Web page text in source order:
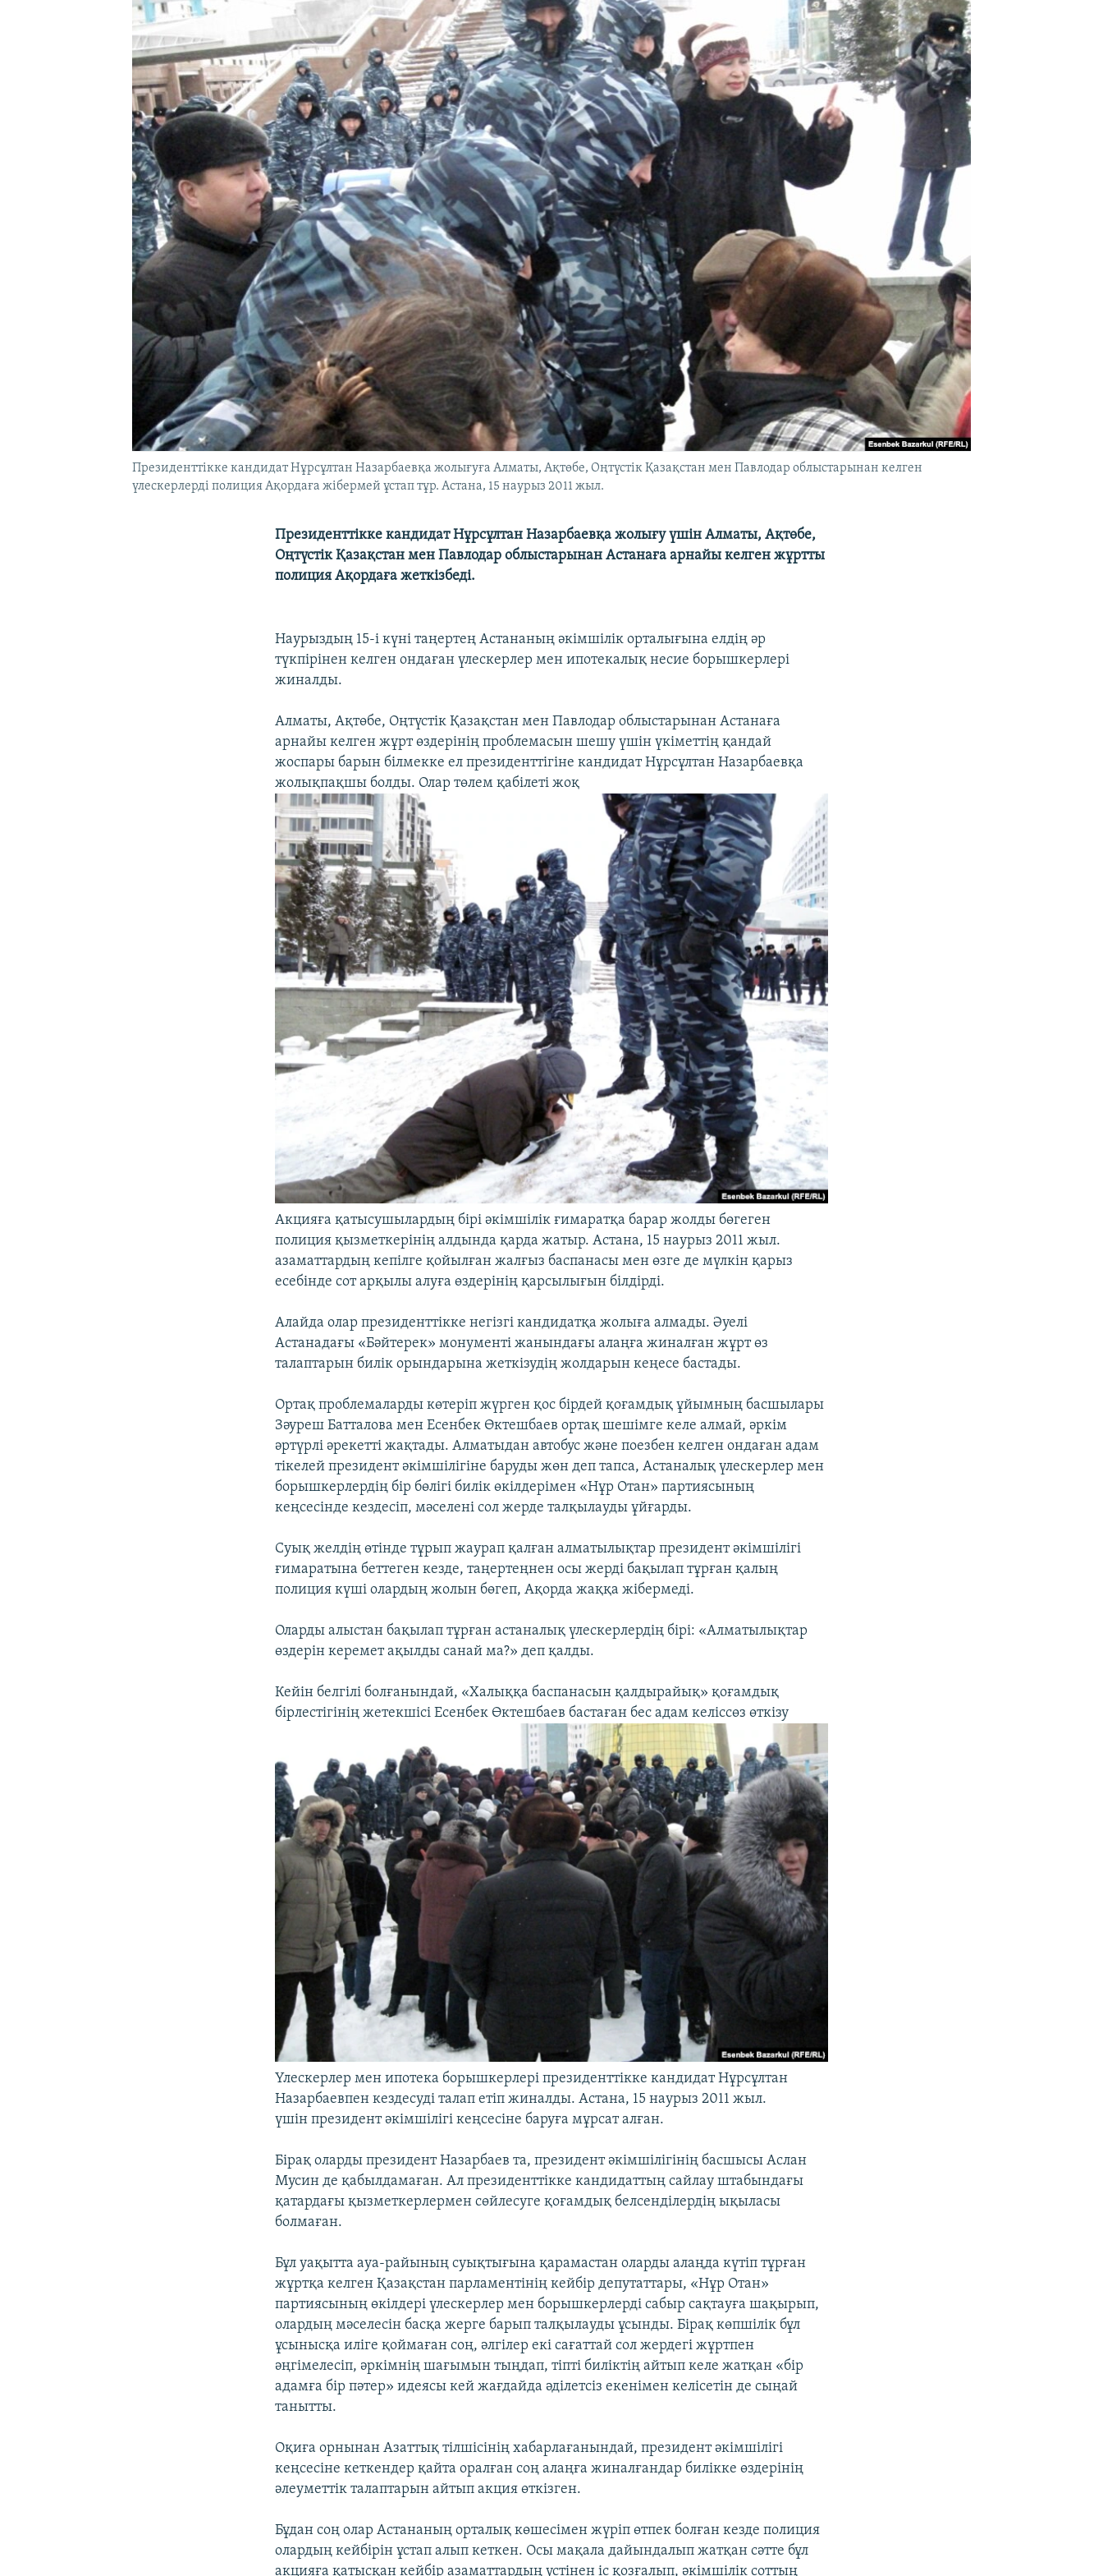
Президенттікке кандидат Нұрсұлтан Назарбаевқа жолығуға Алматы, Ақтөбе, Оңтүстік Қазақстан мен Павлодар облыстарынан келген
үлескерлерді полиция Ақордаға жібермей ұстап тұр. Астана, 15 наурыз 2011 жыл.
Президенттікке кандидат Нұрсұлтан Назарбаевқа жолығу үшін Алматы, Ақтөбе,
Оңтүстік Қазақстан мен Павлодар облыстарынан Астанаға арнайы келген жұртты
полиция Ақордаға жеткізбеді.
Наурыздың 15-і күні таңертең Астананың әкімшілік орталығына елдің әр
түкпірінен келген ондаған үлескерлер мен ипотекалық несие борышкерлері
жиналды.
Алматы, Ақтөбе, Оңтүстік Қазақстан мен Павлодар облыстарынан Астанаға
арнайы келген жұрт өздерінің проблемасын шешу үшін үкіметтің қандай
жоспары барын білмекке ел президенттігіне кандидат Нұрсұлтан Назарбаевқа
жолықпақшы болды. Олар төлем қабілеті жоқ
Акцияға қатысушылардың бірі әкімшілік ғимаратқа барар жолды бөгеген
полиция қызметкерінің алдында қарда жатыр. Астана, 15 наурыз 2011 жыл.
азаматтардың кепілге қойылған жалғыз баспанасы мен өзге де мүлкін қарыз
есебінде сот арқылы алуға өздерінің қарсылығын білдірді.
Алайда олар президенттікке негізгі кандидатқа жолыға алмады. Әуелі
Астанадағы «Бәйтерек» монументі жанындағы алаңға жиналған жұрт өз
талаптарын билік орындарына жеткізудің жолдарын кеңесе бастады.
Ортақ проблемаларды көтеріп жүрген қос бірдей қоғамдық ұйымның басшылары
Зәуреш Батталова мен Есенбек Өктешбаев ортақ шешімге келе алмай, әркім
әртүрлі әрекетті жақтады. Алматыдан автобус және поезбен келген ондаған адам
тікелей президент әкімшілігіне баруды жөн деп тапса, Астаналық үлескерлер мен
борышкерлердің бір бөлігі билік өкілдерімен «Нұр Отан» партиясының
кеңсесінде кездесіп, мәселені сол жерде талқылауды ұйғарды.
Суық желдің өтінде тұрып жаурап қалған алматылықтар президент әкімшілігі
ғимаратына беттеген кезде, таңертеңнен осы жерді бақылап тұрған қалың
полиция күші олардың жолын бөгеп, Ақорда жаққа жібермеді.
Оларды алыстан бақылап тұрған астаналық үлескерлердің бірі: «Алматылықтар
өздерін керемет ақылды санай ма?» деп қалды.
Кейін белгілі болғанындай, «Халыққа баспанасын қалдырайық» қоғамдық
бірлестігінің жетекшісі Есенбек Өктешбаев бастаған бес адам келіссөз өткізу
Үлескерлер мен ипотека борышкерлері президенттікке кандидат Нұрсұлтан
Назарбаевпен кездесуді талап етіп жиналды. Астана, 15 наурыз 2011 жыл.
үшін президент әкімшілігі кеңсесіне баруға мұрсат алған.
Бірақ оларды президент Назарбаев та, президент әкімшілігінің басшысы Аслан
Мусин де қабылдамаған. Ал президенттікке кандидаттың сайлау штабындағы
қатардағы қызметкерлермен сөйлесуге қоғамдық белсенділердің ықыласы
болмаған.
Бұл уақытта ауа-райының суықтығына қарамастан оларды алаңда күтіп тұрған
жұртқа келген Қазақстан парламентінің кейбір депутаттары, «Нұр Отан»
партиясының өкілдері үлескерлер мен борышкерлерді сабыр сақтауға шақырып,
олардың мәселесін басқа жерге барып талқылауды ұсынды. Бірақ көпшілік бұл
ұсынысқа иліге қоймаған соң, әлгілер екі сағаттай сол жердегі жұртпен
әңгімелесіп, әркімнің шағымын тыңдап, тіпті биліктің айтып келе жатқан «бір
адамға бір пәтер» идеясы кей жағдайда әділетсіз екенімен келісетін де сыңай
танытты.
Оқиға орнынан Азаттық тілшісінің хабарлағанындай, президент әкімшілігі
кеңсесіне кеткендер қайта оралған соң алаңға жиналғандар билікке өздерінің
әлеуметтік талаптарын айтып акция өткізген.
Бұдан соң олар Астананың орталық көшесімен жүріп өтпек болған кезде полиция
олардың кейбірін ұстап алып кеткен. Осы мақала дайындалып жатқан сәтте бұл
акцияға қатысқан кейбір азаматтардың үстінен іс қозғалып, әкімшілік соттың